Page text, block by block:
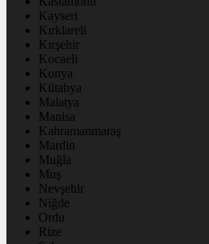
Kayseri
Kırklareli
Kırşehir
Kocaeli
Konya
Kütahya
Malatya
Manisa
Kahramanmaraş
Mardin
Muğla
Muş
Nevşehir
Niğde
Ordu
Rize